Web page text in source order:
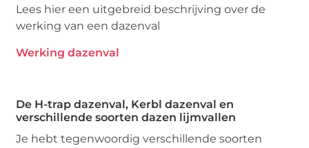
Lees hier een uitgebreid beschrijving over de
werking van een dazenval
Werking dazenval
De H-trap dazenval, Kerbl dazenval en
verschillende soorten dazen lijmvallen
Je hebt tegenwoordig verschillende soorten